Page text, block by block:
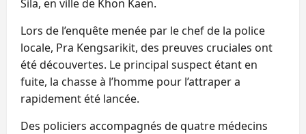
Sila, en ville de Khon Kaen.
Lors de l’enquête menée par le chef de la police
locale, Pra Kengsarikit, des preuves cruciales ont
été découvertes. Le principal suspect étant en
fuite, la chasse à l’homme pour l’attraper a
rapidement été lancée.
Des policiers accompagnés de quatre médecins